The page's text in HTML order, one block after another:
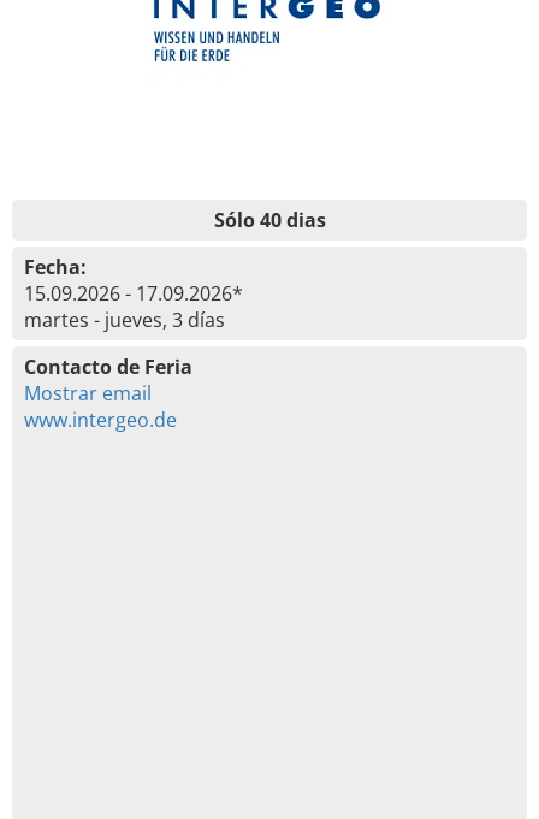
Sólo 40 dias
Fecha:
15.09.2026 - 17.09.2026*
martes - jueves, 3 días
Contacto de Feria
Mostrar email
www.intergeo.de